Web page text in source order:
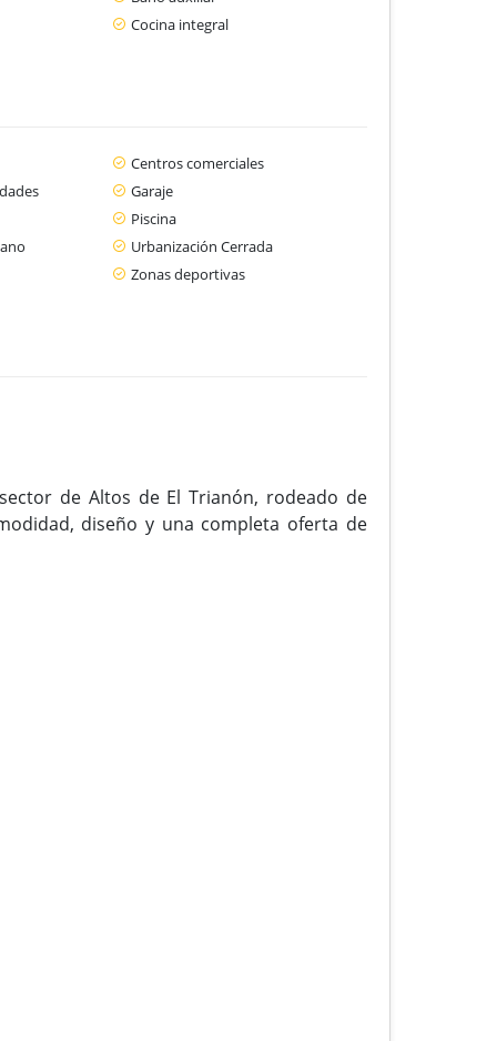
Cocina integral
Centros comerciales
Garaje
Piscina
Urbanización Cerrada
Zonas deportivas
de Altos de El Trianón, rodeado de
diseño y una completa oferta de